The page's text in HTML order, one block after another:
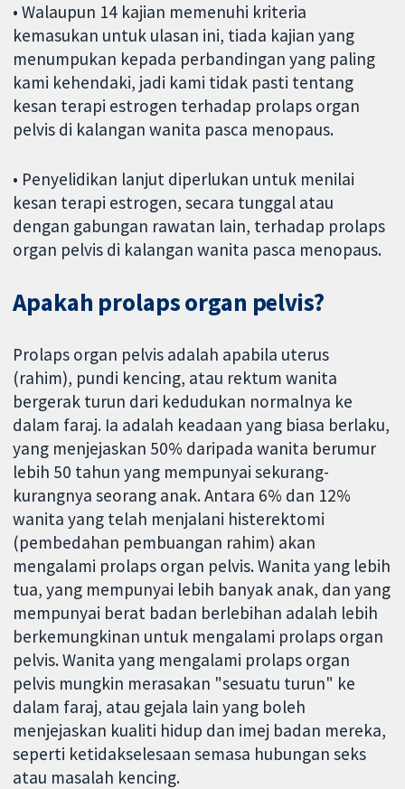
• Walaupun 14 kajian memenuhi kriteria
kemasukan untuk ulasan ini, tiada kajian yang
menumpukan kepada perbandingan yang paling
kami kehendaki, jadi kami tidak pasti tentang
kesan terapi estrogen terhadap prolaps organ
pelvis di kalangan wanita pasca menopaus.
• Penyelidikan lanjut diperlukan untuk menilai
kesan terapi estrogen, secara tunggal atau
dengan gabungan rawatan lain, terhadap prolaps
organ pelvis di kalangan wanita pasca menopaus.
Apakah prolaps organ pelvis?
Prolaps organ pelvis adalah apabila uterus
(rahim), pundi kencing, atau rektum wanita
bergerak turun dari kedudukan normalnya ke
dalam faraj. Ia adalah keadaan yang biasa berlaku,
yang menjejaskan 50% daripada wanita berumur
lebih 50 tahun yang mempunyai sekurang-
kurangnya seorang anak. Antara 6% dan 12%
wanita yang telah menjalani histerektomi
(pembedahan pembuangan rahim) akan
mengalami prolaps organ pelvis. Wanita yang lebih
tua, yang mempunyai lebih banyak anak, dan yang
mempunyai berat badan berlebihan adalah lebih
berkemungkinan untuk mengalami prolaps organ
pelvis. Wanita yang mengalami prolaps organ
pelvis mungkin merasakan "sesuatu turun" ke
dalam faraj, atau gejala lain yang boleh
menjejaskan kualiti hidup dan imej badan mereka,
seperti ketidakselesaan semasa hubungan seks
atau masalah kencing.